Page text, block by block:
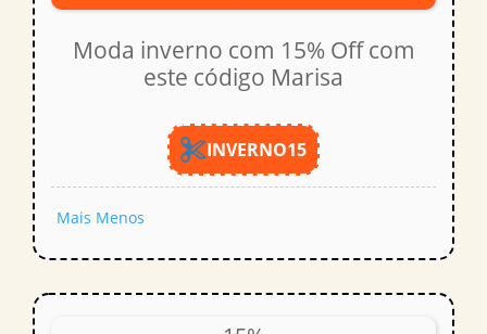
Moda inverno com 15% Off com
este código Marisa
INVERNO15
Mais Menos